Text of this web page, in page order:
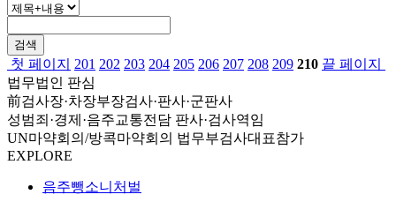
검색
첫 페이지 201 202 203 204 205 206 207 208 209 210 끝 페이지
법무법인 판심
前검사장·차장부장검사·판사·군판사
성범죄·경제·음주교통전담 판사·검사역임
UN마약회의/방콕마약회의 법무부검사대표참가
EXPLORE
음주뺑소니처벌